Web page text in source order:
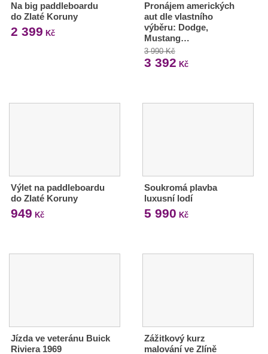
Na big paddleboardu
do Zlaté Koruny
2 399 Kč
Pronájem amerických
aut dle vlastního
výběru: Dodge,
Mustang…
3 990 Kč
3 392 Kč
Výlet na paddleboardu
do Zlaté Koruny
949 Kč
Soukromá plavba
luxusní lodí
5 990 Kč
Jízda ve veteránu Buick
Riviera 1969
Zážitkový kurz
malování ve Zlíně